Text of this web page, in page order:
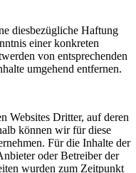
diesbezügliche Haftung
einer konkreten
von entsprechenden
umgehend entfernen.
Websites Dritter, auf deren
können wir für diese
Für die Inhalte der
oder Betreiber der
wurden zum Zeitpunkt